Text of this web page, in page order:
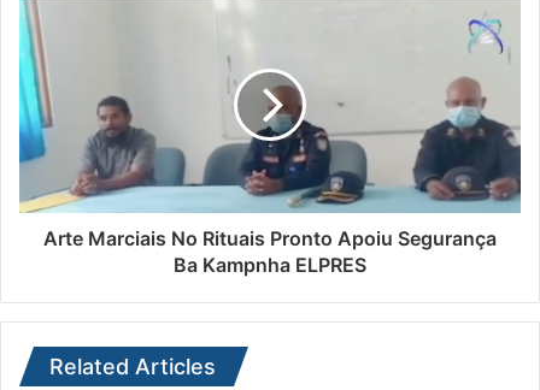
Arte Marciais No Rituais Pronto Apoiu Segurança
Ba Kampnha ELPRES
Related Articles